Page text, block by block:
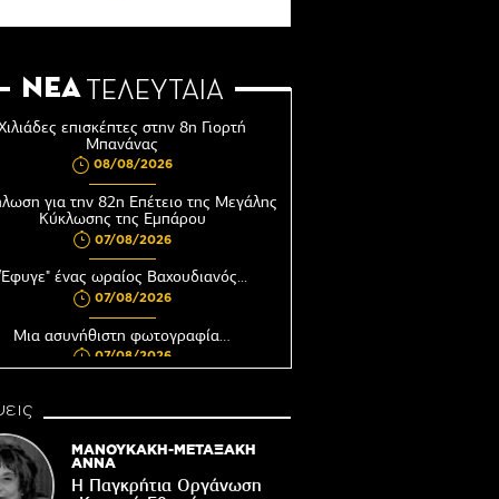
ΝΕΑ ΤΕΛΕΥΤΑΙΑ
επισκέπτες στην 8η Γιορτή
Μπανάνας
08/08/2026
για την 82η Επέτειο της Μεγάλης
Κύκλωσης της Εμπάρου
07/08/2026
ένας ωραίος Βαχουδιανός...
07/08/2026
Μια ασυνήθιστη φωτογραφία…
07/08/2026
Χριστός του Αγίου Βασιλείου
Βιάννου-Τόπος πίστης, μνήμης και
ΜΑΝΟΥΚΑΚΗ-ΜΕΤΑΞΑΚΗ
ΑΝΝΑ
Η Παγκρήτια Οργάνωση